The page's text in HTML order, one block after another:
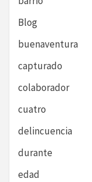
Blog
buenaventura
capturado
colaborador
cuatro
delincuencia
durante
edad